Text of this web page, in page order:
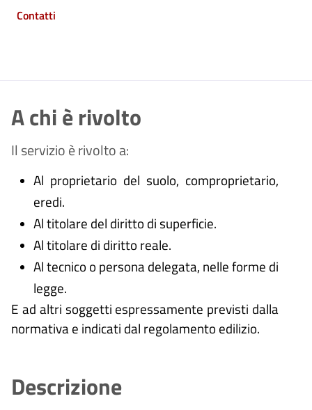
Contatti
A chi è rivolto
Il servizio è rivolto a:
Al proprietario del suolo, comproprietario,
eredi.
Al titolare del diritto di superficie.
Al titolare di diritto reale.
Al tecnico o persona delegata, nelle forme di
legge.
E ad altri soggetti espressamente previsti dalla
normativa e indicati dal regolamento edilizio.
Descrizione